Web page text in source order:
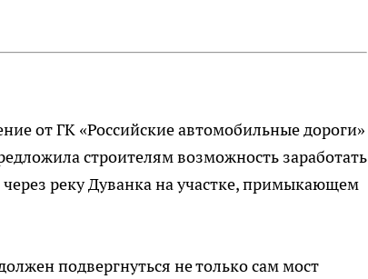
от ГК «Российские автомобильные дороги»
строителям возможность заработать
реку Дуванка на участке, примыкающем
подвергнуться не только сам мост